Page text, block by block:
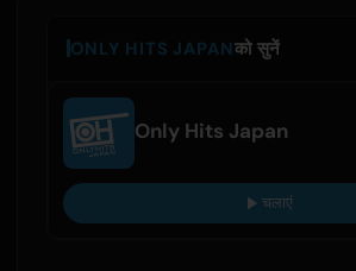
ONLY HITS JAPANको सुनें
Only Hits Japan
चलाएं